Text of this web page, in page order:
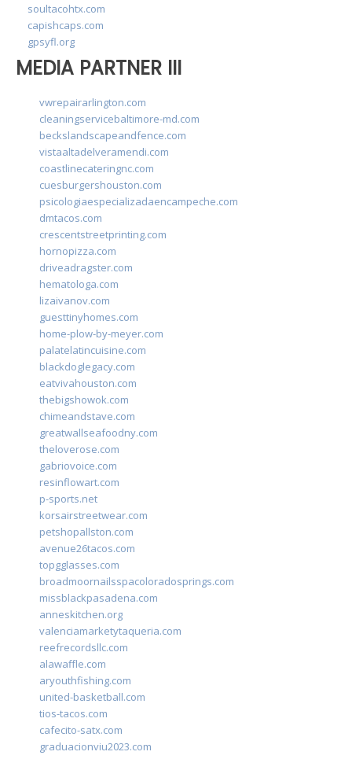
soultacohtx.com
capishcaps.com
gpsyfl.org
MEDIA PARTNER III
vwrepairarlington.com
cleaningservicebaltimore-md.com
beckslandscapeandfence.com
vistaaltadelveramendi.com
coastlinecateringnc.com
cuesburgershouston.com
psicologiaespecializadaencampeche.com
dmtacos.com
crescentstreetprinting.com
hornopizza.com
driveadragster.com
hematologa.com
lizaivanov.com
guesttinyhomes.com
home-plow-by-meyer.com
palatelatincuisine.com
blackdoglegacy.com
eatvivahouston.com
thebigshowok.com
chimeandstave.com
greatwallseafoodny.com
theloverose.com
gabriovoice.com
resinflowart.com
p-sports.net
korsairstreetwear.com
petshopallston.com
avenue26tacos.com
topgglasses.com
broadmoornailsspacoloradosprings.com
missblackpasadena.com
anneskitchen.org
valenciamarketytaqueria.com
reefrecordsllc.com
alawaffle.com
aryouthfishing.com
united-basketball.com
tios-tacos.com
cafecito-satx.com
graduacionviu2023.com